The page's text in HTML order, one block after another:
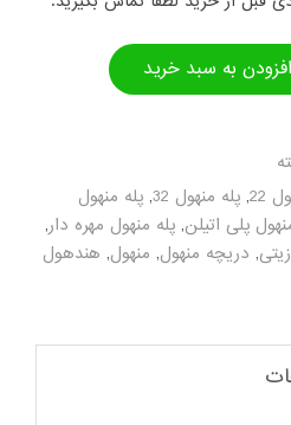
افزودن به سبد خرید
22
, پله منهول 32 , پله منهول
پلی اتیلن, پله منهول مهره دار,
, دریچه منهول, منهول, هندهول